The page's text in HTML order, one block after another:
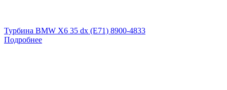
Турбина BMW X6 35 dx (E71) 8900-4833
Подробнее